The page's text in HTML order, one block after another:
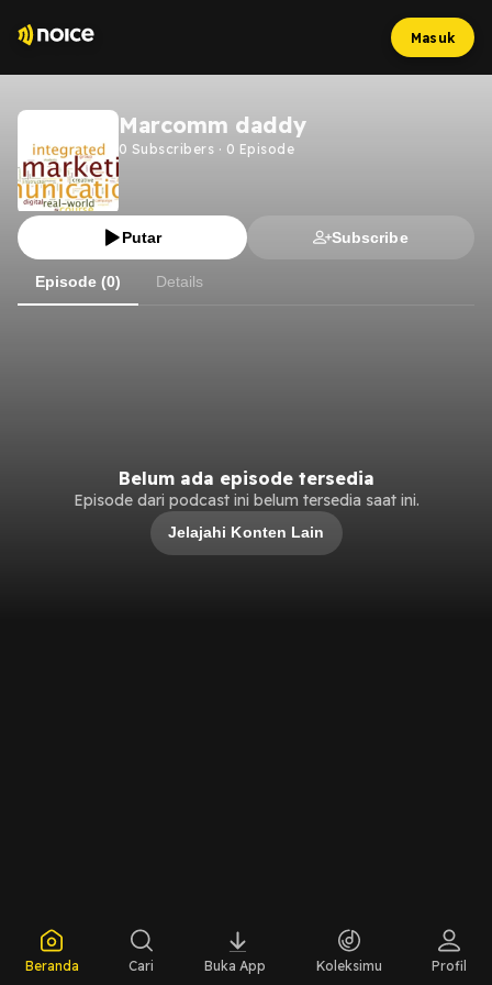
Masuk
Marcomm daddy
0 Subscribers · 0 Episode
Putar Subscribe
Episode (0) Details
Belum ada episode tersedia
Episode dari podcast ini belum tersedia saat ini.
Jelajahi Konten Lain
Beranda Cari Buka App Koleksimu Profil